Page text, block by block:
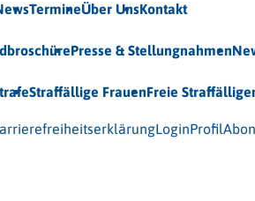
TermineÜber UnsKontakt
Presse & Stellungnahmen
Straffällige FrauenFreie
LoginProfil